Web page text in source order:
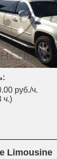
руб./ч.
ч.)
Limousine